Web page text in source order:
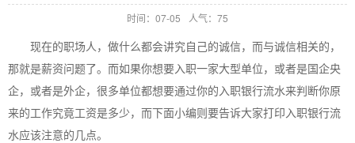
时间：07-05 人气：75
现在的职场人，做什么都会讲究自己的诚信，而与诚信相关的，
那就是薪资问题了。而如果你想要入职一家大型单位，或者是国企央
企，或者是外企，很多单位都想要通过你的入职银行流水来判断你原
来的工作究竟工资是多少，而下面小编则要告诉大家打印入职银行流
水应该注意的几点。